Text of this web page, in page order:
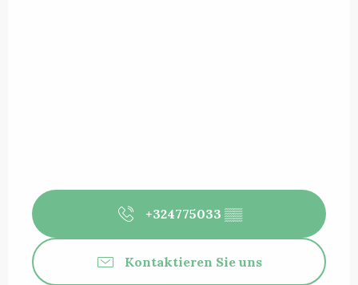
+324775033 ▒▒
Kontaktieren Sie uns